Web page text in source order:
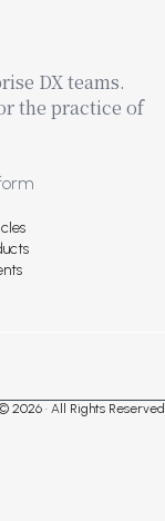
DX teams.
the practice of
2026 · All Rights Reserved